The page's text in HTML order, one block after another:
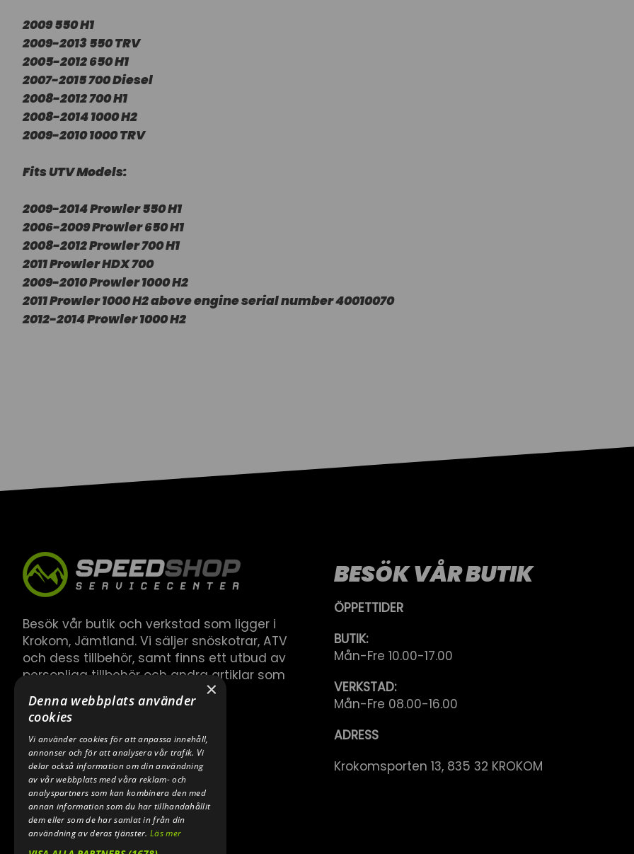
2009 550 H1
2009-2013 550 TRV
2005-2012 650 H1
2007-2015 700 Diesel
2008-2012 700 H1
2008-2014 1000 H2
2009-2010 1000 TRV
Fits UTV Models:
2009-2014 Prowler 550 H1
2006-2009 Prowler 650 H1
2008-2012 Prowler 700 H1
2011 Prowler HDX 700
2009-2010 Prowler 1000 H2
2011 Prowler 1000 H2 above engine serial number 40010070
2012-2014 Prowler 1000 H2
Besök vår butik och verkstad som ligger i
Krokom, Jämtland. Vi säljer snöskotrar, ATV
och dess tillbehör, samt finns ett utbud av
personliga tillbehör och andra artiklar som
hör till.
BESÖK VÅR BUTIK
ÖPPETTIDER
BUTIK:
Mån-Fre 10.00-17.00
VERKSTAD:
Mån-Fre 08.00-16.00
ADRESS
Krokomsporten 13, 835 32 KROKOM
×
Denna webbplats använder
cookies
Vi använder cookies för att anpassa innehåll,
annonser och för att analysera vår trafik. Vi
delar också information om din användning
av vår webbplats med våra reklam- och
analyspartners som kan kombinera den med
annan information som du har tillhandahållit
dem eller som de har samlat in från din
användning av deras tjänster.Läs mer